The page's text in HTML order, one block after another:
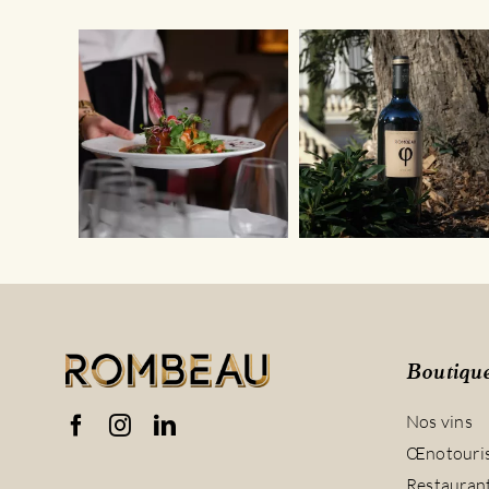
Nos vins